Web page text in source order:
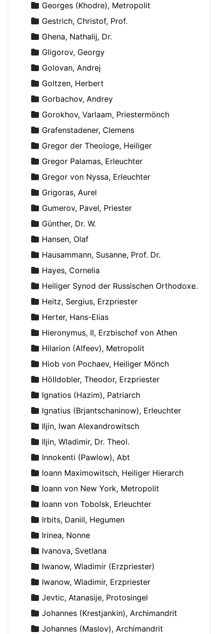
Georges (Khodre), Metropolit
Gestrich, Christof, Prof.
Ghena, Nathalij, Dr.
Gligorov, Georgy
Golovan, Andrej
Goltzen, Herbert
Gorbachov, Andrey
Gorokhov, Varlaam, Priestermönch
Grafenstadener, Clemens
Gregor der Theologe, Heiliger
Gregor Palamas, Erleuchter
Gregor von Nyssa, Erleuchter
Grigoras, Aurel
Gumerov, Pavel, Priester
Günther, Dr. W.
Hansen, Olaf
Hausammann, Susanne, Prof. Dr.
Hayes, Cornelia
Heiliger Synod der Russischen Orthodoxen Kirche
Heitz, Sergius, Erzpriester
Herter, Hans-Elias
Hieronymus, II, Erzbischof von Athen
Hilarion (Alfeev), Metropolit
Hiob von Pochaev, Heiliger Mönch
Hölldobler, Theodor, Erzpriester
Ignatios (Hazim), Patriarch
Ignatius (Brjantschaninow), Erleuchter
Iljin, Iwan Alexandrowitsch
Iljin, Wladimir, Dr. Theol.
Innokenti (Pawlow), Abt
Ioann Maximowitsch, Heiliger Hierarch
Ioann von New York, Metropolit
Ioann von Tobolsk, Erleuchter
Irbits, Daniil, Hegumen
Irinea, Nonne
Ivanova, Svetlana
Iwanow, Wladimir (Erzpriester)
Iwanow, Wladimir, Erzpriester
Jevtic, Atanasije, Protosingel
Johannes (Krestjankin), Archimandrit
Johannes (Maslov), Archimandrit